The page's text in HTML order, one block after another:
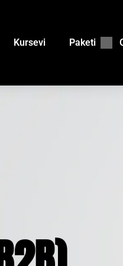
Kursevi Paketi